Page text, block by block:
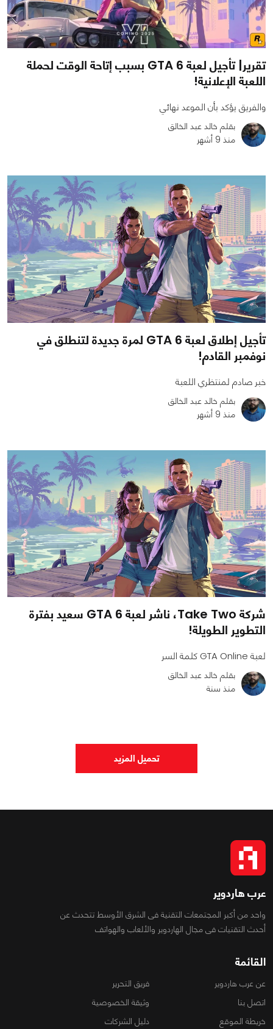
0
تقرير| تأجيل لعبة GTA 6 بسبب إتاحة الوقت لحملة
اللعبة الإعلانية!
والفريق يؤكد بأن الموعد نهائي
بقلم خالد عبد الخالق
منذ 9 أشهر
0
تأجيل إطلاق لعبة GTA 6 لمرة جديدة لتنطلق في
نوفمبر القادم!
خبر صادم لمنتظري اللعبة
بقلم خالد عبد الخالق
منذ 9 أشهر
شركة Take Two، ناشر لعبة GTA 6 سعيد بفترة
التطوير الطويلة!
لعبة GTA Online كلمة السر
بقلم خالد عبد الخالق
منذ سنة
تحميل المزيد
عرب هاردوير
واحد من أكبر المجتمعات التقنية فى الشرق الأوسط تتحدث عن
أحدث التقنيات فى مجال الهاردوير والألعاب والهواتف
القائمة
عن عرب هاردوير
فريق التحرير
اتصل بنا
وثيقة الخصوصية
خريطة الموقع
دليل الشركات